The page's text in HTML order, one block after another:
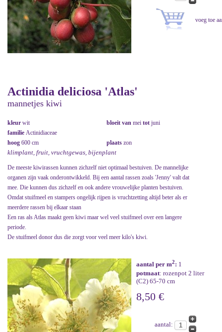
Actinidia deliciosa 'Atlas'
mannetjes kiwi
kleur wit bloeit van mei tot juni
familie Actinidiaceae
hoog 600 cm plaats zon
klimplant, fruit, vruchtgewas, bijenplant
De meeste kiwirassen kunnen zichzelf niet optimaal bestuiven. De mannelijke
organen zijn vaak onderontwikkeld. Bij een aantal rassen zoals 'Jenny' valt dat
mee. Die kunnen dus zichzelf en ook andere vrouwelijke planten bestuiven.
Omdat stuifmeel en stampers ongelijk rijpen is vruchtzetting altijd beter als er
meerdere rassen bij elkaar staan
Een ras als Atlas maakt geen kiwi maar wel veel stuifmeel over een langere
periode.
De stuifmeel donor dus die zorgt voor veel meer kilo's kiwi.
aantal per m2: 1
potmaat: rozenpot 2 liter
(C2) 65-70 cm
8,50 €
aantal: